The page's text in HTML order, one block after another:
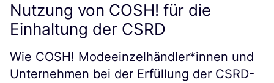
Nutzung von COSH! für die
Einhaltung der CSRD
Wie COSH! Modeeinzelhändler*innen und
Unternehmen bei der Erfüllung der CSRD-